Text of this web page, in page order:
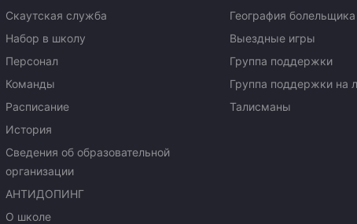
Скаутская служба
Набор в школу
Персонал
Команды
Расписание
История
Сведения об образовательной
организации
АНТИДОПИНГ
О школе
География болельщика
Выездные игры
Группа поддержки
Группа поддержки на
Талисманы